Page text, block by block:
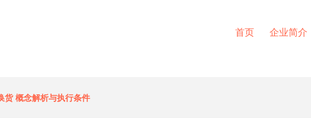
首页 企业简介
货 概念解析与执行条件